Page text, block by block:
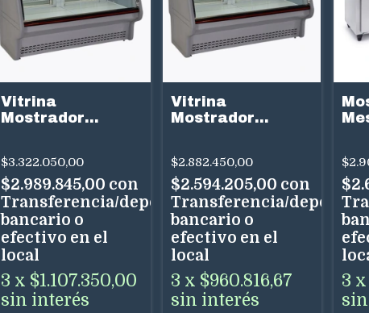
Vitrina
Mostrador
2m
$3.322.050,00
$2.989.845,00 con
Transferencia/depósito
bancario o
efectivo en el
local
3 x $1.107.350,00
sin interés
Vitrina
Mostrador
1,50m
$2.882.450,00
$2.594.205,00 con
Transferencia/depósito
bancario o
efectivo en el
local
3 x $960.816,67
sin interés
3 x